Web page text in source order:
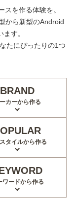
を作る体験を。
から新型のAndroid
す。
たにぴったりの1つ
BRAND
カーから作る
タイルから作る
ワードから作る